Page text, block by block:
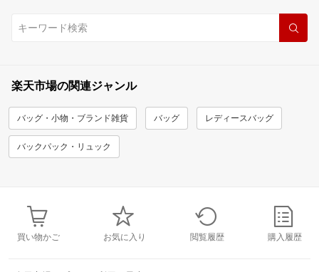
楽天市場の関連ジャンル
バッグ・小物・ブランド雑貨 バッグ レディースバッグ
バックパック・リュック
買い物かご お気に入り 閲覧履歴 購入履歴